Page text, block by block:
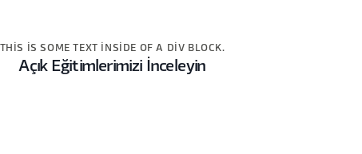
THIS IS SOME TEXT INSIDE OF A DIV BLOCK.
Açık Eğitimlerimizi İnceleyin